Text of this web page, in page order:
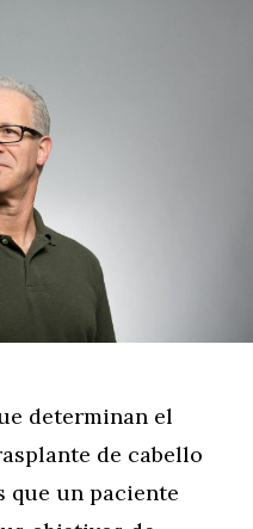
determinan el
de cabello
que un paciente